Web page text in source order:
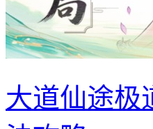
大道仙途极